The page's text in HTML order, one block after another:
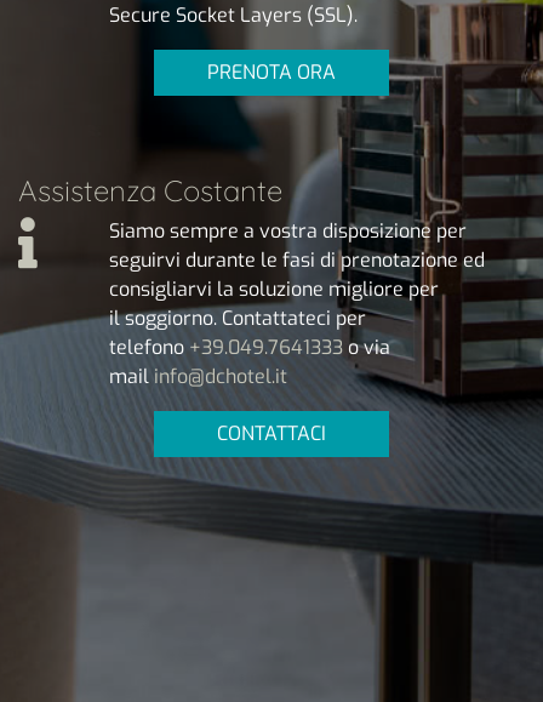
Secure Socket Layers (SSL).
PRENOTA ORA
Assistenza Costante
Siamo sempre a vostra disposizione per
seguirvi durante le fasi di prenotazione ed
consigliarvi la soluzione migliore per
il soggiorno. Contattateci per
telefono +39.049.7641333o via
mail info@dchotel.it
CONTATTACI